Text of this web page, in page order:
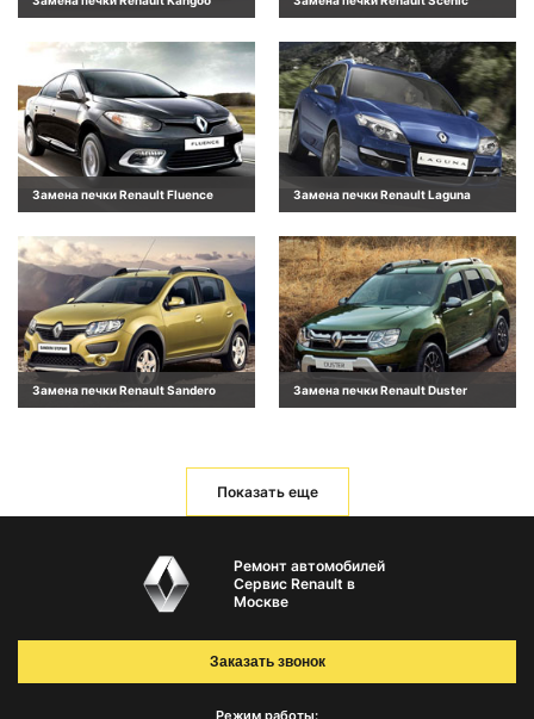
Замена печки Renault Fluence Замена печки Renault Laguna
Замена печки Renault Sandero Замена печки Renault Duster
Показать еще
Ремонт автомобилей
Сервис Renault в
Москве
Заказать звонок